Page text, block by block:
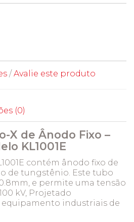
/ Avalie este produto
(0)
X de Ânodo Fixo –
KL1001E
contém ânodo fixo de
de tungstênio. Este tubo
e permite uma tensão
kV, Projetado
industriais de